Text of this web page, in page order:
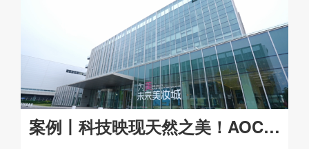
案例丨科技映现天然之美！AOC数